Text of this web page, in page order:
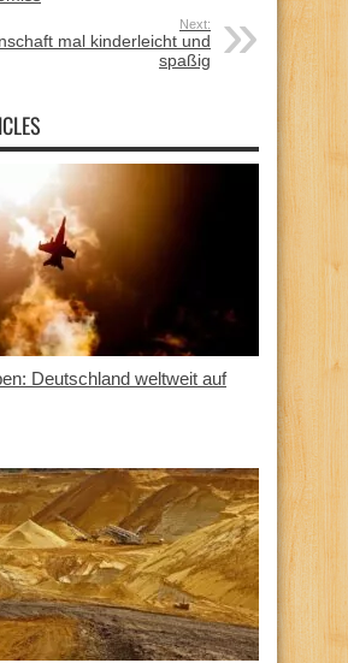
Next:
mal kinderleicht und
spaßig
Deutschland weltweit auf